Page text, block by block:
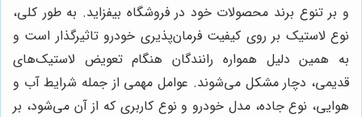
و بر تنوع برند محصولات خود در فروشگاه بیفزاید. به طور کلی،
نوع لاستیک بر روی کیفیت فرمان‌پذیری خودرو تاثیرگذار است و
به همین دلیل همواره رانندگان هنگام تعویض لاستیک‌های
قدیمی، دچار مشکل می‌شوند. عوامل مهمی از جمله شرایط آب و
هوایی، نوع جاده، مدل خودرو و نوع کاربری که از آن می‌شود، بر